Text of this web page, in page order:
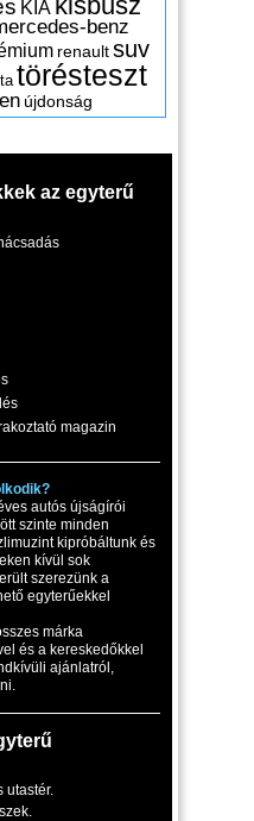
KIA
benz
renaultsuv
törésteszt
újdonság
az egyterű
magazin
autós újságírói
szinte minden
kipróbáltunk és
kívül sok
szerezünk a
egyterűekkel
márka
és a kereskedőkkel
ajánlatról,
utastér.